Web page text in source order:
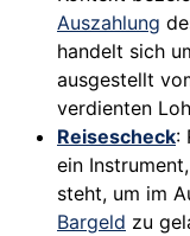
Auszahlung
handelt sich
ausgestellt
verdienten
Reisescheck:
ein
steht, um im
Bargeld zu